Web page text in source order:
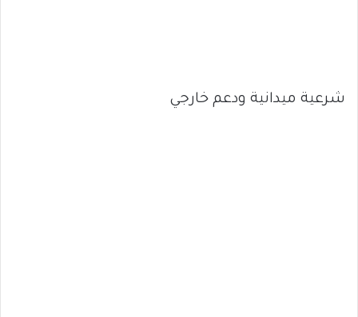
شرعية ميدانية ودعم خارجي